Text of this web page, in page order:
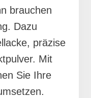
brauchen
Dazu
präzise
Mit
Sie Ihre